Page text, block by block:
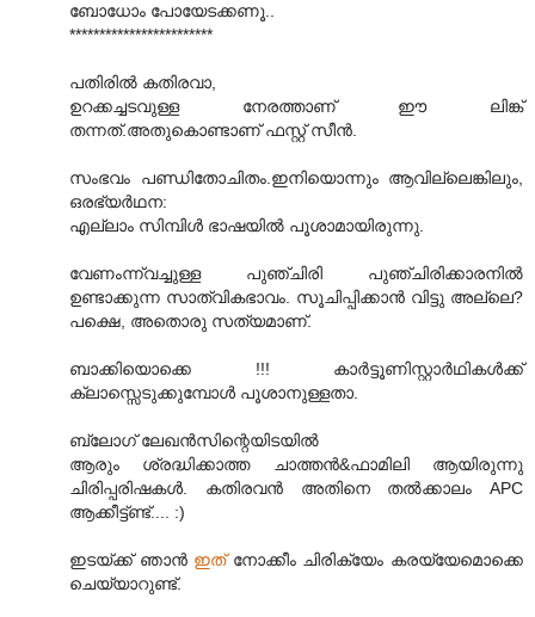
ബോധോം പോയേടക്കണൂ..
************************
പതിരില്‍ കതിരവാ,
ഉറക്കച്ചടവുള്ള നേരത്താണ് ഈ ലിങ്ക്
തന്നത്.അതുകൊണ്ടാണ് ഫസ്റ്റ് സീന്‍.
സംഭവം പണ്ഡിതോചിതം.ഇനിയൊന്നും ആവില്ലെങ്കിലും,
ഒരഭ്യര്‍ഥന:
എല്ലാം സിമ്പിള്‍ ഭാഷയില്‍ പൂശാമായിരുന്നു.
വേണംന്ന്വച്ചുള്ള പുഞ്ചിരി പുഞ്ചിരിക്കാരനില്‍
ഉണ്ടാക്കുന്ന സാത്വികഭാവം. സൂചിപ്പിക്കാന്‍ വിട്ടു അല്ലെ?
പക്ഷെ, അതൊരു സത്യമാണ്.
ബാക്കിയൊക്കെ !!! കാര്‍ട്ടൂണിസ്റ്റാര്‍ഥികള്‍ക്ക്
ക്ലാസ്സെടുക്കുമ്പോള്‍ പൂശാനുള്ളതാ.
ബ്ലോഗ് ലേഖന്‍സിന്റെയിടയില്‍
ആരും ശ്രദ്ധിക്കാത്ത ചാത്തന്‍&ഫാമിലി ആയിരുന്നു
ചിരിപ്പരിഷകള്‍. കതിരവന്‍ അതിനെ തല്‍ക്കാലം APC
ആക്കീട്ട്ണ്ട്.... :)
ഇടയ്ക്ക് ഞാന്‍ ഇത് നോക്കീം ചിരിക്യേം കരയ്യേമൊക്കെ
ചെയ്യാറുണ്ട്.